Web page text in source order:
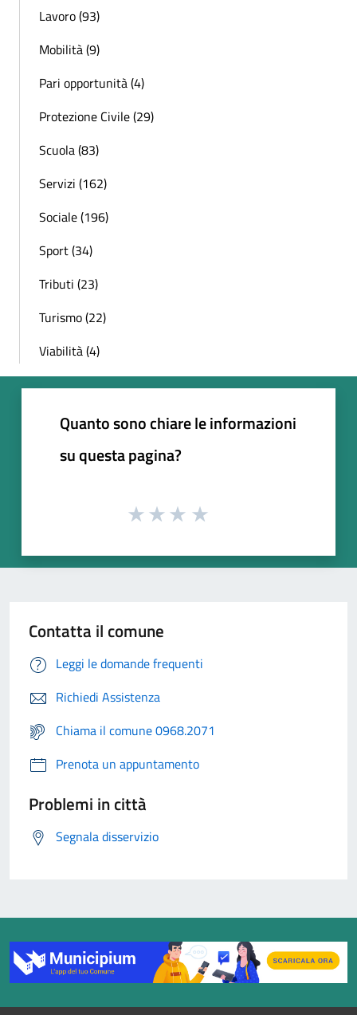
Lavoro (93)
Mobilità (9)
Pari opportunità (4)
Protezione Civile (29)
Scuola (83)
Servizi (162)
Sociale (196)
Sport (34)
Tributi (23)
Turismo (22)
Viabilità (4)
Quanto sono chiare le informazioni
su questa pagina?
Contatta il comune
Leggi le domande frequenti
Richiedi Assistenza
Chiama il comune 0968.2071
Prenota un appuntamento
Problemi in città
Segnala disservizio